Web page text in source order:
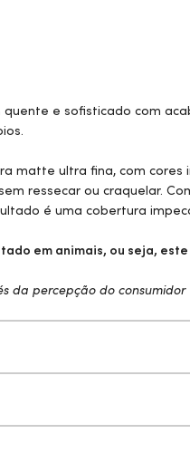
quente e sofisticado com
matte ultra fina, com cores
ressecar ou craquelar.
é uma cobertura
em animais, ou seja,
da percepção do consumidor